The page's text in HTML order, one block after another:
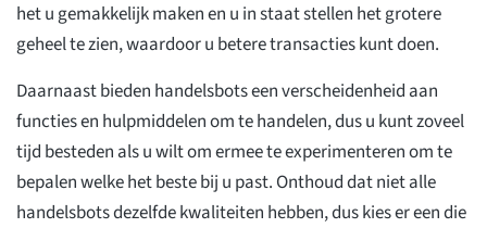
het u gemakkelijk maken en u in staat stellen het grotere
geheel te zien, waardoor u betere transacties kunt doen.
Daarnaast bieden handelsbots een verscheidenheid aan
functies en hulpmiddelen om te handelen, dus u kunt zoveel
tijd besteden als u wilt om ermee te experimenteren om te
bepalen welke het beste bij u past. Onthoud dat niet alle
handelsbots dezelfde kwaliteiten hebben, dus kies er een die